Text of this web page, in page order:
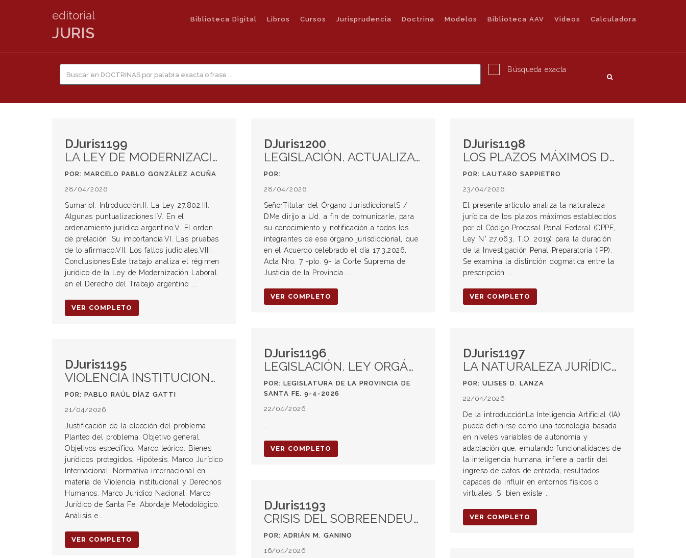
editorial
JURIS
Biblioteca Digital Libros Cursos Jurisprudencia Doctrina Modelos Biblioteca AAV Videos Calculadora
Búsqueda exacta
DJuris1199
LA LEY DE MODERNIZACIÓN LABORAL EN RELACIÓN A SU VALIDEZ CONSTITUCIONAL
POR: MARCELO PABLO GONZÁLEZ ACUÑA
28/04/2026
SumarioI. Introducción.II. La Ley 27.802.III.
Algunas puntualizaciones.IV. En el
ordenamiento jurídico argentino.V. El orden
de prelación. Su importancia.VI. Las pruebas
de lo afirmado.VII. Los fallos judiciales.VIII.
Conclusiones.Este trabajo analiza el régimen
jurídico de la Ley de Modernización Laboral
en el Derecho del Trabajo argentino ...
VER COMPLETO
DJuris1200
LEGISLACIÓN. ACTUALIZACIÓN DEL PROTOCOLO DE ORALIDAD EFECTIVA. PODER JUDICIAL DE LA PROVINCIA DE SANTA FE. Circular Nº 23
POR:
28/04/2026
SeñorTitular del Órgano JurisdiccionalS /
DMe dirijo a Ud. a fin de comunicarle, para
su conocimiento y notificación a todos los
integrantes de ese órgano jurisdiccional, que
en el Acuerdo celebrado el día 17.3.2026,
Acta Nro. 7 -pto. 9- la Corte Suprema de
Justicia de la Provincia ...
VER COMPLETO
DJuris1198
LOS PLAZOS MÁXIMOS DE LA INVESTIGACIÓN PENAL PREPARATORIA EN EL CÓDIGO PROCESAL PENAL FEDERAL: ¿UNA CAUSAL DE PRESCRIPCIÓN ENCUBIERTA?
POR: LAUTARO SAPPIETRO
23/04/2026
El presente artículo analiza la naturaleza
jurídica de los plazos máximos establecidos
por el Código Procesal Penal Federal (CPPF,
Ley N° 27.063, T.O. 2019) para la duración
de la Investigación Penal Preparatoria (IPP).
Se examina la distinción dogmática entre la
prescripción ...
VER COMPLETO
DJuris1196
LEGISLACIÓN. LEY ORGÁNICA DE MUNICIPIOS. Ley 14.436
POR: LEGISLATURA DE LA PROVINCIA DE
SANTA FE. 9-4-2026
22/04/2026
VER COMPLETO
DJuris1197
LA NATURALEZA JURÍDICA DE LA INTELIGENCIA ARTIFICIAL: UNA BREVE APROXIMACIÓN
POR: ULISES D. LANZA
22/04/2026
De la introducciónLa Inteligencia Artificial (IA)
puede definirse como una tecnología basada
en niveles variables de autonomía y
adaptación que, emulando funcionalidades de
la inteligencia humana, infiere a partir del
ingreso de datos de entrada, resultados
capaces de influir en entornos físicos o
virtuales .Si bien existe ...
VER COMPLETO
DJuris1195
VIOLENCIA INSTITUCIONAL EN LA REPÚBLICA ARGENTINA
POR: PABLO RAÚL DÍAZ GATTI
21/04/2026
Justificación de la elección del problema.
Planteo del problema. Objetivo general.
Objetivos específico. Marco teórico. Bienes
jurídicos protegidos. Hipótesis. Marco Jurídico
Internacional. Normativa internacional en
materia de Violencia Institucional y Derechos
Humanos. Marco Jurídico Nacional. Marco
Jurídico de Santa Fe. Abordaje Metodológico.
Análisis e ...
VER COMPLETO
DJuris1193
CRISIS DEL SOBREENDEUDAMIENTO FAMILIAR: DEL FRACASO CONCURSAL AL SANEAMIENTO CON PERSPECTIVA DE DERECHOS HUMANOS
POR: ADRIÁN M. GANINO
16/04/2026